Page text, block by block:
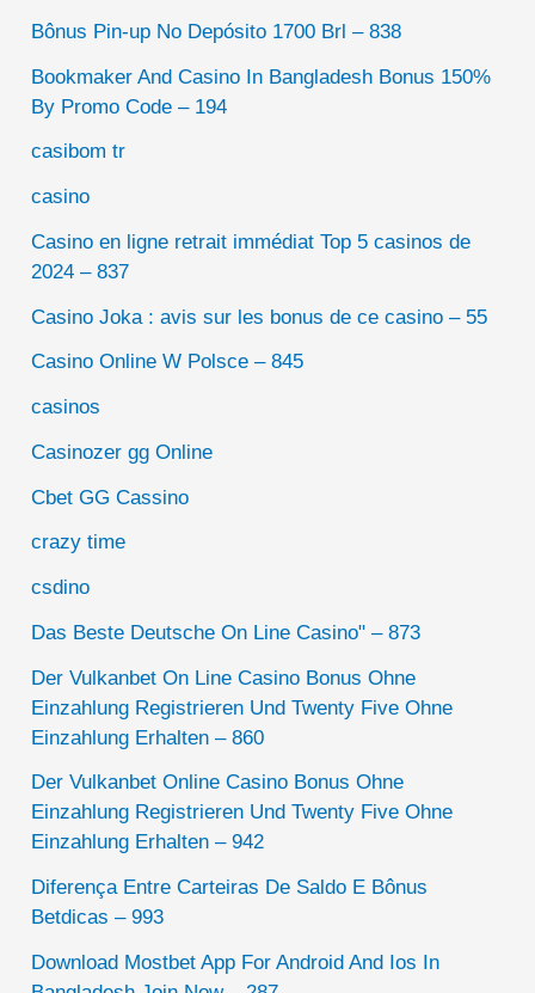
Bônus Pin-up No Depósito 1700 Brl – 838
Bookmaker And Casino In Bangladesh Bonus 150%
By Promo Code – 194
casibom tr
casino
Casino en ligne retrait immédiat Top 5 casinos de
2024 – 837
Casino Joka : avis sur les bonus de ce casino – 55
Casino Online W Polsce – 845
casinos
Casinozer gg Online
Cbet GG Cassino
crazy time
csdino
Das Beste Deutsche On Line Casino" – 873
Der Vulkanbet On Line Casino Bonus Ohne
Einzahlung Registrieren Und Twenty Five Ohne
Einzahlung Erhalten – 860
Der Vulkanbet Online Casino Bonus Ohne
Einzahlung Registrieren Und Twenty Five Ohne
Einzahlung Erhalten – 942
Diferença Entre Carteiras De Saldo E Bônus
Betdicas – 993
Download Mostbet App For Android And Ios In